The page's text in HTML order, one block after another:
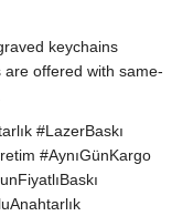
keychains
offered with same-
#LazerBaskı
#AynıGünKargo